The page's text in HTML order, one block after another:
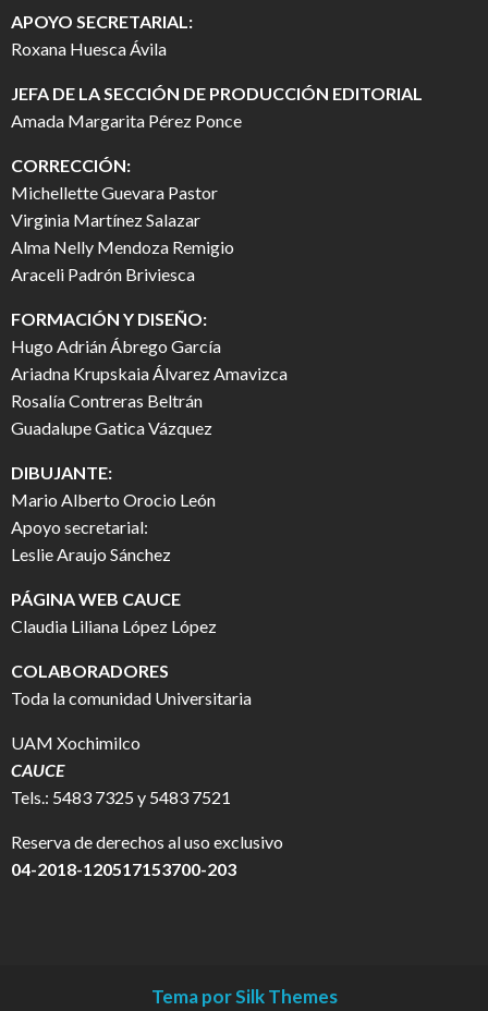
APOYO SECRETARIAL:
Roxana Huesca Ávila
JEFA DE LA SECCIÓN DE PRODUCCIÓN EDITORIAL
Amada Margarita Pérez Ponce
CORRECCIÓN:
Michellette Guevara Pastor
Virginia Martínez Salazar
Alma Nelly Mendoza Remigio
Araceli Padrón Briviesca
FORMACIÓN Y DISEÑO:
Hugo Adrián Ábrego García
Ariadna Krupskaia Álvarez Amavizca
Rosalía Contreras Beltrán
Guadalupe Gatica Vázquez
DIBUJANTE:
Mario Alberto Orocio León
Apoyo secretarial:
Leslie Araujo Sánchez
PÁGINA WEB CAUCE
Claudia Liliana López López
COLABORADORES
Toda la comunidad Universitaria
UAM Xochimilco
CAUCE
Tels.: 5483 7325 y 5483 7521
Reserva de derechos al uso exclusivo
04-2018-120517153700-203
Tema por Silk Themes